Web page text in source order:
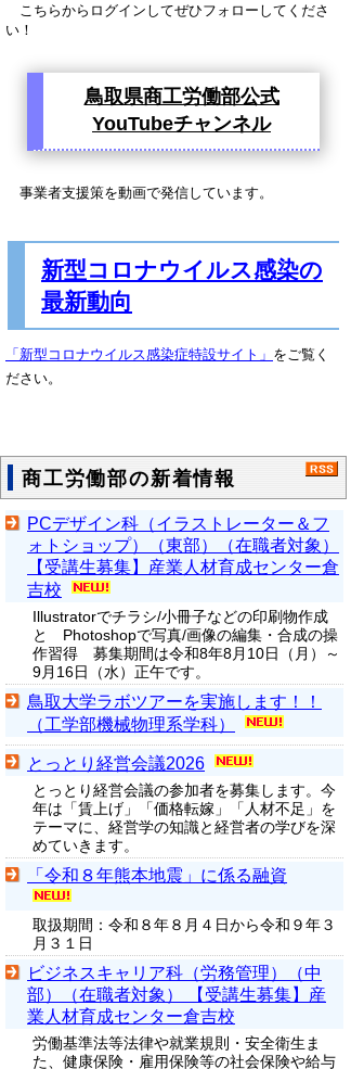
こちらからログインしてぜひフォローしてくださ
い！
鳥取県商工労働部公式
YouTubeチャンネル
事業者支援策を動画で発信しています。
新型コロナウイルス感染の
最新動向
「新型コロナウイルス感染症特設サイト」 をご覧く
ださい。
商工労働部の新着情報
PCデザイン科（イラストレーター＆フ
ォトショップ）（東部）（在職者対象）
【受講生募集】産業人材育成センター倉
吉校
Illustratorでチラシ/小冊子などの印刷物作成
と Photoshopで写真/画像の編集・合成の操
作習得 募集期間は令和8年8月10日（月）～
9月16日（水）正午です。
鳥取大学ラボツアーを実施します！！
（工学部機械物理系学科）
とっとり経営会議2026
とっとり経営会議の参加者を募集します。今
年は「賃上げ」「価格転嫁」「人材不足」を
テーマに、経営学の知識と経営者の学びを深
めていきます。
「令和８年熊本地震」に係る融資
取扱期間：令和８年８月４日から令和９年３
月３１日
ビジネスキャリア科（労務管理）（中
部）（在職者対象） 【受講生募集】産
業人材育成センター倉吉校
労働基準法等法律や就業規則・安全衛生ま
た、健康保険・雇用保険等の社会保険や給与